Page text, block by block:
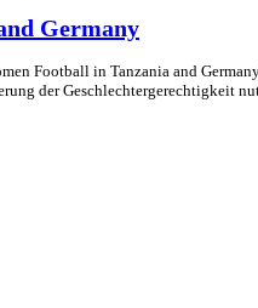
Germany
Football in Tanzania and
der Geschlechtergerechtigkeit